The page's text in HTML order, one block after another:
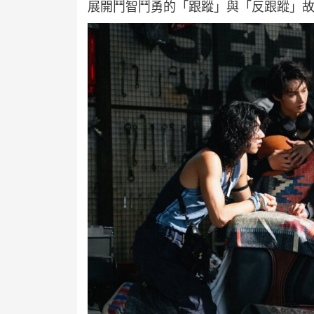
展開鬥智鬥勇的「跟蹤」與「反跟蹤」